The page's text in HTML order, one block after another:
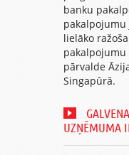
banku
pakalpojumu
lielāko
pārvalde
Singapūrā.
UZŅĒMUMA